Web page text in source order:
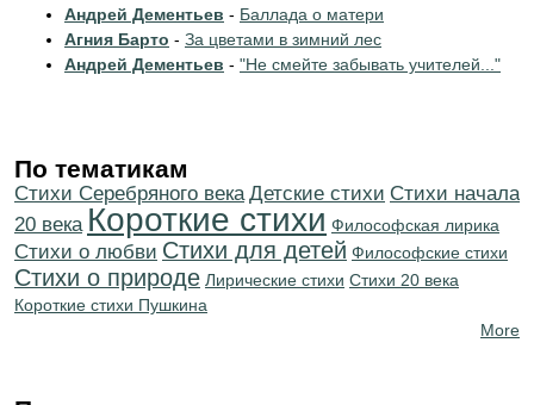
Андрей Дементьев - Баллада о матери
Агния Барто - За цветами в зимний лес
Андрей Дементьев - "Не смейте забывать учителей..."
По тематикам
Cтихи Серебряного века Детские стихи Cтихи начала
20 века Короткие стихи Философская лирика
Стихи о любви Стихи для детей Философские стихи
Стихи о природе Лирические стихи Стихи 20 века
Короткие стихи Пушкина
More